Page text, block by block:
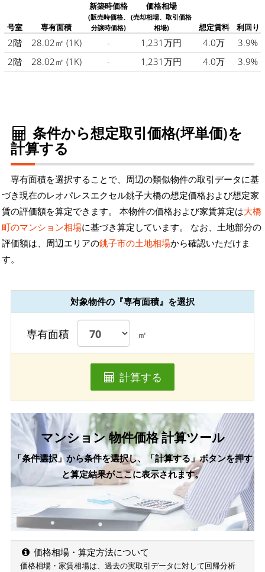
号室 専有面積
新築時価格
(販売時価格、
分譲時価格)
価格相場
(売却相場、取引価格
相場)
想定賃料 利回り
2階 28.02㎡ (1K) - 1,231万円 4.0万
3.9%
2階
28.02㎡ (1K) - 1,231万円 4.0万 3.9%
条件から想定取引価格(坪単価)を
計算する
専有面積を選択することで、周辺の類似物件の取引データに基
づき現在のレオパレスエクセル銚子大橋の想定価格および想定家
賃の評価額を算定できます。 本物件の価格および家賃算定は大橋
町のマンション相場に基づき算定しています。 なお、土地部分の
評価額は、周辺エリアの銚子市の土地相場から確認いただけま
す。
対象物件の『専有面積』を選択
専有面積 ㎡
計算する
マンション 物件価格 計算ツール
「条件選択」から条件を選択し、「計算する」ボタンを押す
と算定結果がここに表示されます。
価格相場・算定方法について
価格相場・家賃相場は、過去の実取引データに対して回帰分析